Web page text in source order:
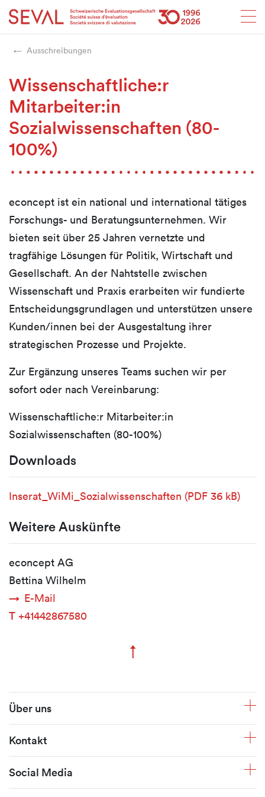
Startseite
Weiter zur Hauptnavigation
Weiter zum Inhalt
Weiter zur Kontaktseite
Weiter zur Sitemap
Weiter zur Suche
Weiter zum Login SEVAL
Ausschreibungen
Wissenschaftliche:r
Mitarbeiter:in
Sozialwissenschaften (80-
100%)
econcept ist ein national und international tätiges
Forschungs- und Beratungsunternehmen. Wir
bieten seit über 25 Jahren vernetzte und
tragfähige Lösungen für Politik, Wirtschaft und
Gesellschaft. An der Nahtstelle zwischen
Wissenschaft und Praxis erarbeiten wir fundierte
Entscheidungsgrundlagen und unterstützen unsere
Kunden/innen bei der Ausgestaltung ihrer
strategischen Prozesse und Projekte.
Zur Ergänzung unseres Teams suchen wir per
sofort oder nach Vereinbarung:
Wissenschaftliche:r Mitarbeiter:in
Sozialwissenschaften (80-100%)
Downloads
Inserat_WiMi_Sozialwissenschaften (PDF 36 kB)
Weitere Auskünfte
econcept AG
Bettina Wilhelm
E-Mail
T +41442867580
↑Zum Seitenanfang
Fusszeile
Über uns
Kontakt
Social Media